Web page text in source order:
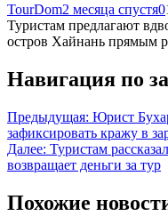
TourDom2 месяца спустя0
Туристам предлагают
остров Хайнань прямым
Навигация по
Предыдущая: Юрист
зафиксировать кражу в
Далее: Туристам
возвращает деньги за тур
Похожие